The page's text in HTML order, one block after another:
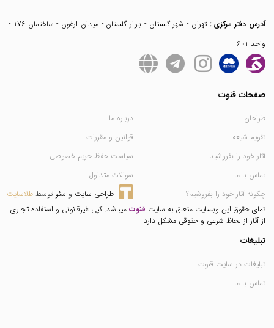
آدرس دفتر مرکزی :
تهران - شهر گلستان - بلوار گلستان - میدان ارغون - ساختمان 176 -
واحد 601
صفحات قنوت
طراحان
تقویم شیعه
آثار خود را بفروشید
تماس با ما
چگونه آثار خود را بفروشیم؟
درباره ما
قوانین و مقررات
سیاست حفظ حریم خصوصی
سوالات متداول
طراحی سایت و سئو توسط طلاسایت
تمای حقوق این وبسایت متعلق به سایت قنوت میباشد. کپی غیرقانونی و استفاده تجاری
از آثار از لحاظ شرعی و حقوقی مشکل دارد
تبلیغات
تبلیغات در سایت قنوت
تماس با ما